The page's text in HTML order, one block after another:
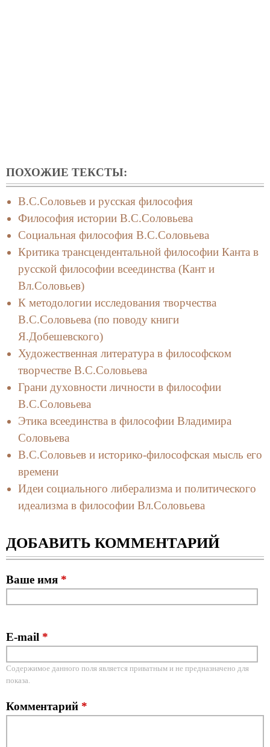
ПОХОЖИЕ ТЕКСТЫ:
В.С.Соловьев и русская философия
Философия истории В.С.Соловьева
Социальная философия В.С.Соловьева
Критика трансцендентальной философии Канта в
русской философии всеединства (Кант и
Вл.Соловьев)
К методологии исследования творчества
В.С.Соловьева (по поводу книги
Я.Добешевского)
Художественная литература в философском
творчестве В.С.Соловьева
Грани духовности личности в философии
В.С.Соловьева
Этика всеединства в философии Владимира
Соловьева
В.С.Соловьев и историко-философская мысль его
времени
Идеи социального либерализма и политического
идеализма в философии Вл.Соловьева
ДОБАВИТЬ КОММЕНТАРИЙ
Ваше имя *
E-mail *
Содержимое данного поля является приватным и не предназначено для
показа.
Комментарий *